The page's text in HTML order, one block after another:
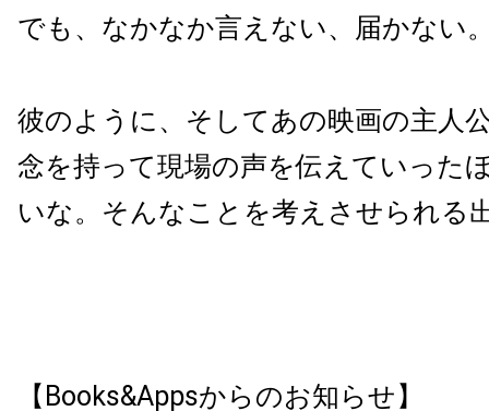
でも、なかなか言えない、届かない
彼のように、そしてあの映画の主人
念を持って現場の声を伝えていった
いな。そんなことを考えさせられる
【Books&Appsからのお知らせ】